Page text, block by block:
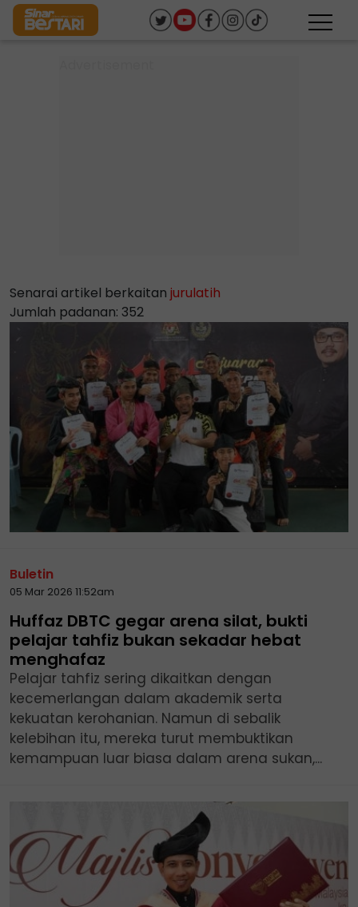
Senarai artikel berkaitan jurulatih
Jumlah padanan: 352
Buletin
05 Mar 2026 11:52am
Huffaz DBTC gegar arena silat, bukti
pelajar tahfiz bukan sekadar hebat
menghafaz
Pelajar tahfiz sering dikaitkan dengan
kecemerlangan dalam akademik serta
kekuatan kerohanian. Namun di sebalik
kelebihan itu, mereka turut membuktikan
kemampuan luar biasa dalam arena sukan,...